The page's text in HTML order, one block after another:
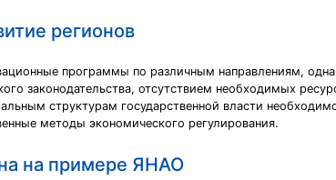
регионов
программы по различным направлениям,
законодательства, отсутствием необходимых
структурам государственной власти
методы экономического регулирования.
на примере ЯНАО